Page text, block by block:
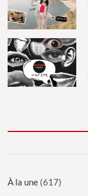
À la une (617)